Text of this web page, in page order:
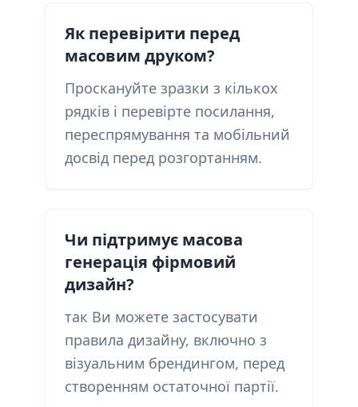
Як перевірити перед
масовим друком?
Проскануйте зразки з кількох
рядків і перевірте посилання,
переспрямування та мобільний
досвід перед розгортанням.
Чи підтримує масова
генерація фірмовий
дизайн?
так Ви можете застосувати
правила дизайну, включно з
візуальним брендингом, перед
створенням остаточної партії.